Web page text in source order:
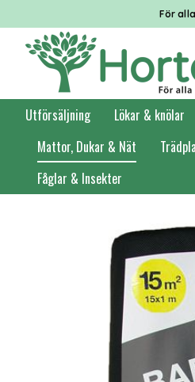
För
Utförsäljning Lökar & knölar
Mattor, Dukar & Nät
Fåglar & Insekter
Förstasidan Mattor, Dukar & Nät